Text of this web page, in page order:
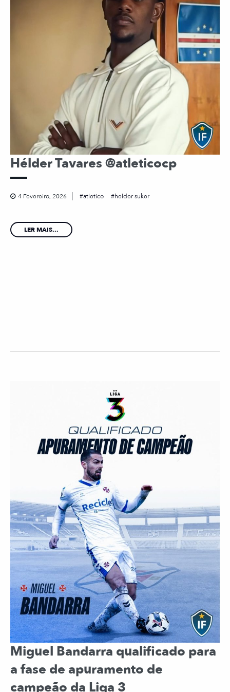
Hélder Tavares @atleticocp
4 Fevereiro, 2026 atletico helder suker
LER MAIS...
Miguel Bandarra qualificado para
a fase de apuramento de
campeão da Liga 3